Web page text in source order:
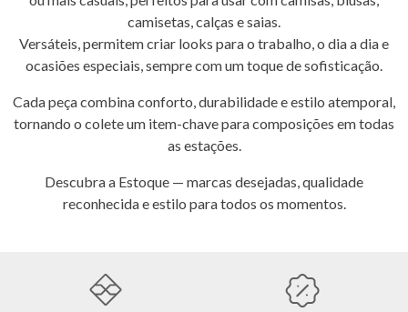
camisetas, calças e saias.
Versáteis, permitem criar looks para o trabalho, o dia a dia e
ocasiões especiais, sempre com um toque de sofisticação.
Cada peça combina conforto, durabilidade e estilo atemporal,
tornando o colete um item-chave para composições em todas
as estações.
Descubra a Estoque — marcas desejadas, qualidade
reconhecida e estilo para todos os momentos.